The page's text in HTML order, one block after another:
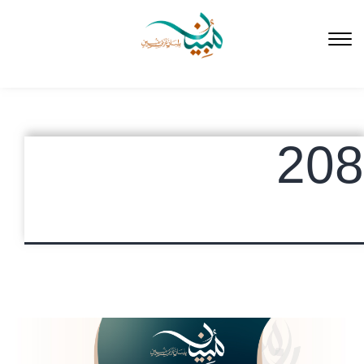
المحتوى
208